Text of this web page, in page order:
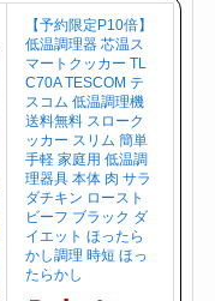
【予約限定P10倍】
低温調理器 芯温ス
マートクッカー TL
C70A TESCOM テ
スコム 低温調理機
送料無料 スローク
ッカー スリム 簡単
手軽 家庭用 低温調
理器具 本体 肉 サラ
ダチキン ロースト
ビーフ ブラック ダ
イエット ほったら
かし調理 時短 ほっ
たらかし